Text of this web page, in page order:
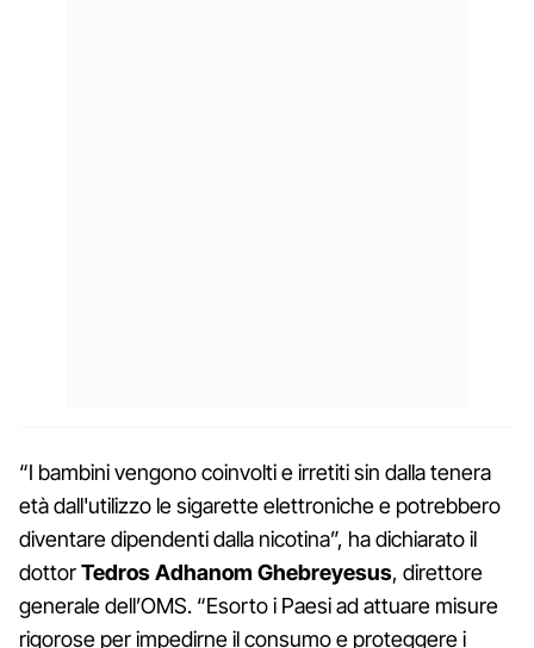
“I bambini vengono coinvolti e irretiti sin dalla tenera
età dall'utilizzo le sigarette elettroniche e potrebbero
diventare dipendenti dalla nicotina”, ha dichiarato il
dottorTedros Adhanom Ghebreyesus, direttore
generale dell’OMS. “Esorto i Paesi ad attuare misure
rigorose per impedirne il consumo e proteggere i